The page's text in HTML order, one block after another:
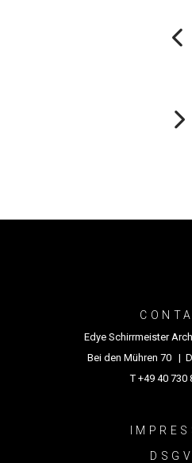
Edye Schirrmeister
Bei den Mühren 70 |
T +49 40 730